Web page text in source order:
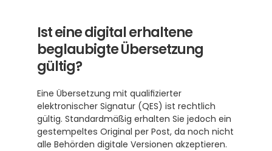
Ist eine digital erhaltene
beglaubigte Übersetzung
gültig?
Eine Übersetzung mit qualifizierter
elektronischer Signatur (QES) ist rechtlich
gültig. Standardmäßig erhalten Sie jedoch ein
gestempeltes Original per Post, da noch nicht
alle Behörden digitale Versionen akzeptieren.